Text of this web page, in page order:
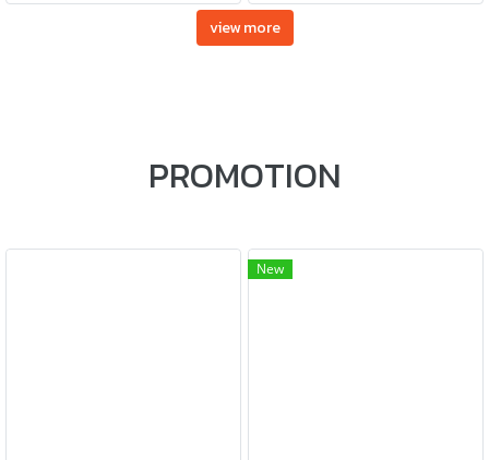
view more
PROMOTION
New